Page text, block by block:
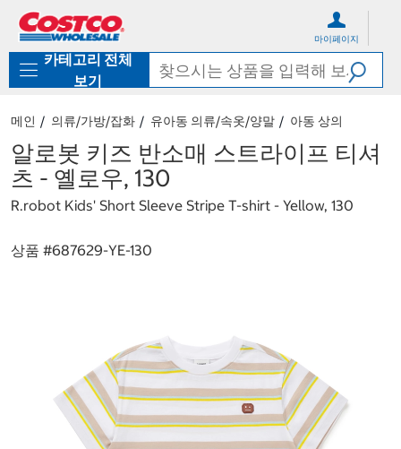
로
기
가
마이페이지
카테고리 전체
보기
메인 의류/가방/잡화 유아동 의류/속옷/양말 아동 상의
알로봇 키즈 반소매 스트라이프 티셔
츠 - 옐로우, 130
R.robot Kids' Short Sleeve Stripe T-shirt - Yellow, 130
상품 #687629-YE-130